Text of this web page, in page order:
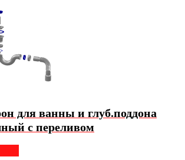
для ванны и глуб.поддона
с переливом